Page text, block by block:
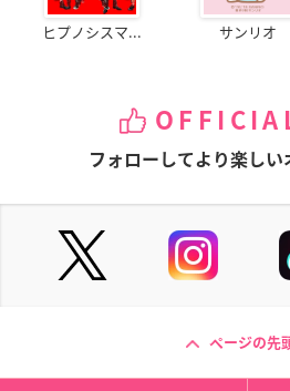
ヒプノシスマ... サンリオ
フォローしてより楽しい
ページの先